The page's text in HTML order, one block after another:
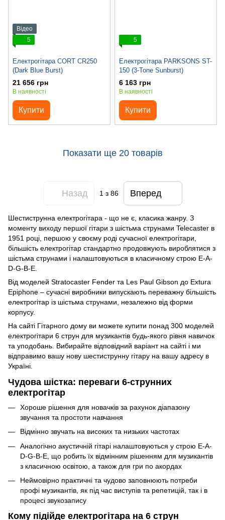
Відео
5
Електрогітара CORT CR250
(Dark Blue Burst)
21 656 грн
В наявності
Купити
5
Електрогітара PARKSONS ST-
150 (3-Tone Sunburst)
6 163 грн
В наявності
Купити
Показати ще 20 товарів
Назад 1з 86 Вперед
Шестиструнна електрогітара - що не є, класика жанру. З
моменту виходу першої гітари з шістьма струнами Telecaster в
1951 році, першою у своєму роді сучасної електрогітари,
більшість електрогітар стандартно продовжують вироблятися з
шістьма струнами і налаштовуються в класичному строю E-A-
D-G-B-E.
Від моделей Stratocaster Fender та Les Paul Gibson до Extura
Epiphone – сучасні виробники випускають переважну більшість
електрогітар із шістьма струнами, незалежно від форми
корпусу.
На сайті Гітарного дому ви можете купити понад 300 моделей
електрогітари 6 струн для музикантів будь-якого рівня навичок
та уподобань. Вибирайте відповідний варіант на сайті і ми
відправимо вашу нову шестиструнну гітару на вашу адресу в
Україні.
Чудова шістка: переваги 6-струнних
електрогітар
Хороше рішення для новачків за рахунок діапазону
звучання та простоти навчання
Відмінно звучать на високих та низьких частотах
Аналогічно акустичній гітарі налаштовуються у строю E-A-
D-G-B-E, що робить їх відмінним рішенням для музикантів
з класичною освітою, а також для гри по акордах
Неймовірно практичні та чудово заповнюють потреби
профі музикантів, як під час виступів та репетицій, так і в
процесі звукозапису
Кому підійде електрогітара на 6 струн